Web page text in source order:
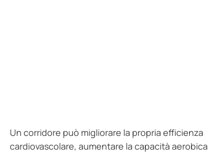
Un corridore può migliorare la propria efficienza
cardiovascolare, aumentare la capacità aerobica